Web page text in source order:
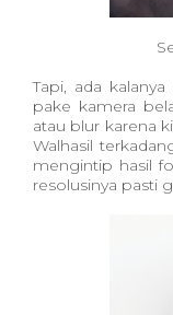
Tapi, ada
pake kamera
atau blur karena
Walhasil
mengintip hasil
resolusinya pasti